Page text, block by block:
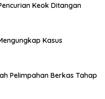
Keok Ditangan
Kasus
Pelimpahan Berkas Tahap